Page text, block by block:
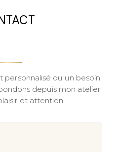
ou un besoin
depuis mon atelier
et attention.